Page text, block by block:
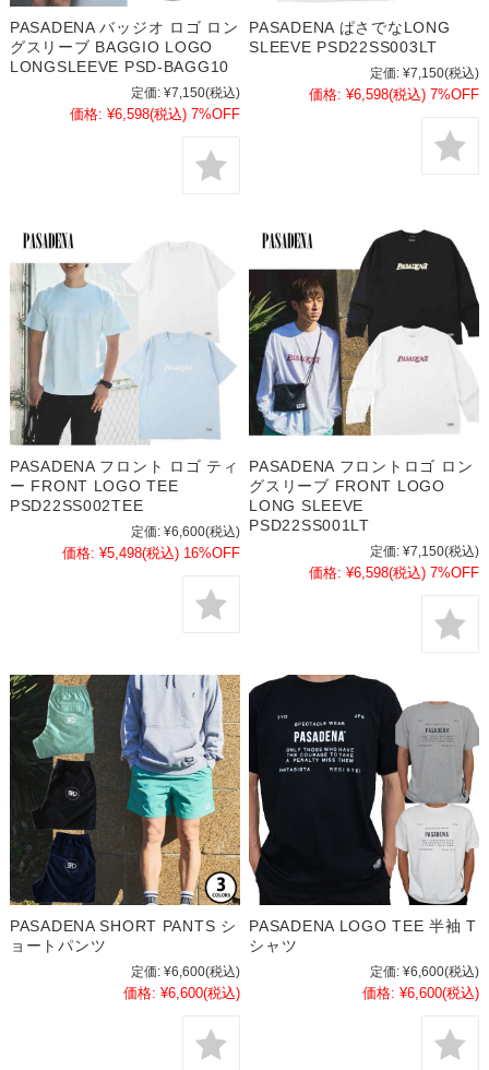
PASADENA バッジオ ロゴ ロン
グスリーブ BAGGIO LOGO
LONGSLEEVE PSD-BAGG10
定価: ¥7,150(税込)
価格: ¥6,598(税込) 7%OFF
PASADENA ぱさでなLONG
SLEEVE PSD22SS003LT
定価: ¥7,150(税込)
価格: ¥6,598(税込) 7%OFF
PASADENA フロント ロゴ ティ
ー FRONT LOGO TEE
PSD22SS002TEE
定価: ¥6,600(税込)
価格: ¥5,498(税込) 16%OFF
PASADENA フロントロゴ ロン
グスリーブ FRONT LOGO
LONG SLEEVE
PSD22SS001LT
定価: ¥7,150(税込)
価格: ¥6,598(税込) 7%OFF
PASADENA SHORT PANTS シ
ョートパンツ
定価: ¥6,600(税込)
価格: ¥6,600(税込)
PASADENA LOGO TEE 半袖 T
シャツ
定価: ¥6,600(税込)
価格: ¥6,600(税込)